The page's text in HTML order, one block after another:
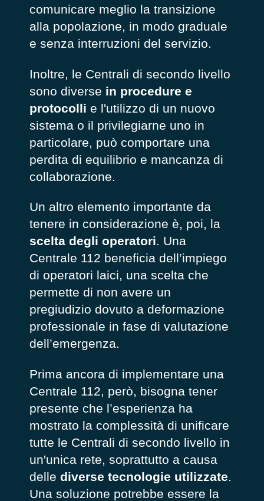
comunicare meglio la transizione
alla popolazione, in modo graduale
e senza interruzioni del servizio.
Inoltre, le Centrali di secondo livello
sono diverse in procedure e
protocolli e l'utilizzo di un nuovo
sistema o il privilegiarne uno in
particolare, può comportare una
perdita di equilibrio e mancanza di
collaborazione.
Un altro elemento importante da
tenere in considerazione è, poi, la
scelta degli operatori. Una
Centrale 112 beneficia dell’impiego
di operatori laici, una scelta che
permette di non avere un
pregiudizio dovuto a deformazione
professionale in fase di valutazione
dell’emergenza.
Prima ancora di implementare una
Centrale 112, però, bisogna tener
presente che l’esperienza ha
mostrato la complessità di unificare
tutte le Centrali di secondo livello in
un'unica rete, soprattutto a causa
delle diverse tecnologie utilizzate
Una soluzione potrebbe essere la